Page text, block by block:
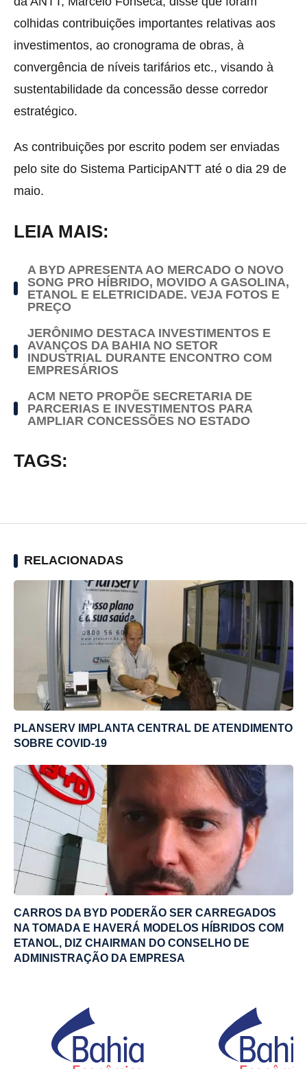
colhidas contribuições importantes relativas aos
investimentos, ao cronograma de obras, à
convergência de níveis tarifários etc., visando à
sustentabilidade da concessão desse corredor
estratégico.
As contribuições por escrito podem ser enviadas
pelo site do Sistema ParticipANTT até o dia 29 de
maio.
LEIA MAIS:
A BYD APRESENTA AO MERCADO O NOVO
SONG PRO HÍBRIDO, MOVIDO A GASOLINA,
ETANOL E ELETRICIDADE. VEJA FOTOS E
PREÇO
JERÔNIMO DESTACA INVESTIMENTOS E
AVANÇOS DA BAHIA NO SETOR
INDUSTRIAL DURANTE ENCONTRO COM
EMPRESÁRIOS
ACM NETO PROPÕE SECRETARIA DE
PARCERIAS E INVESTIMENTOS PARA
AMPLIAR CONCESSÕES NO ESTADO
TAGS:
RELACIONADAS
PLANSERV IMPLANTA CENTRAL DE ATENDIMENTO
SOBRE COVID-19
CARROS DA BYD PODERÃO SER CARREGADOS
NA TOMADA E HAVERÁ MODELOS HÍBRIDOS COM
ETANOL, DIZ CHAIRMAN DO CONSELHO DE
ADMINISTRAÇÃO DA EMPRESA